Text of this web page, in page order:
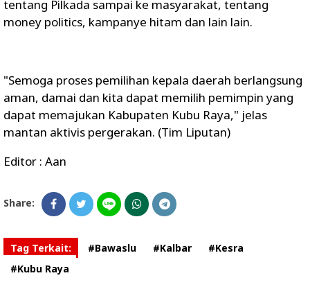
tentang Pilkada sampai ke masyarakat, tentang
money politics, kampanye hitam dan lain lain.
"Semoga proses pemilihan kepala daerah berlangsung
aman, damai dan kita dapat memilih pemimpin yang
dapat memajukan Kabupaten Kubu Raya," jelas
mantan aktivis pergerakan. (Tim Liputan)
Editor : Aan
Share:
Tag Terkait: #Bawaslu #Kalbar
#Kesra
#Kubu Raya